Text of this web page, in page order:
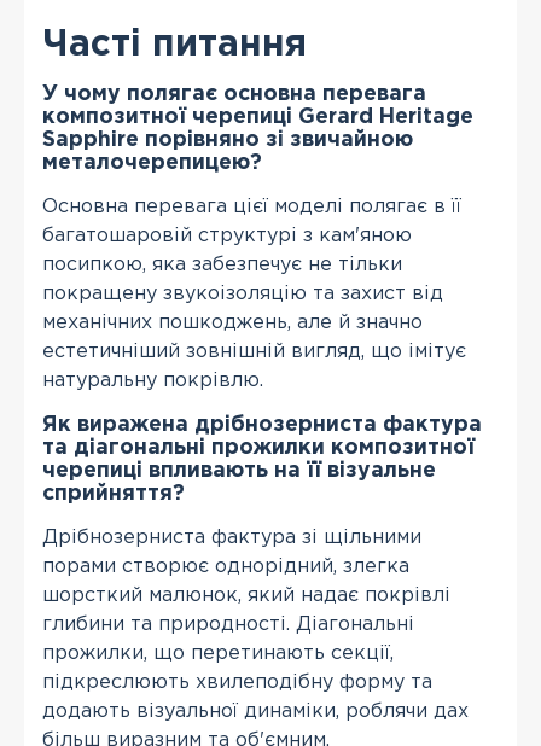
Часті питання
У чому полягає основна перевага
композитної черепиці Gerard Heritage
Sapphire порівняно зі звичайною
металочерепицею?
Основна перевага цієї моделі полягає в її
багатошаровій структурі з кам'яною
посипкою, яка забезпечує не тільки
покращену звукоізоляцію та захист від
механічних пошкоджень, але й значно
естетичніший зовнішній вигляд, що імітує
натуральну покрівлю.
Як виражена дрібнозерниста фактура
та діагональні прожилки композитної
черепиці впливають на її візуальне
сприйняття?
Дрібнозерниста фактура зі щільними
порами створює однорідний, злегка
шорсткий малюнок, який надає покрівлі
глибини та природності. Діагональні
прожилки, що перетинають секції,
підкреслюють хвилеподібну форму та
додають візуальної динаміки, роблячи дах
більш виразним та об'ємним.